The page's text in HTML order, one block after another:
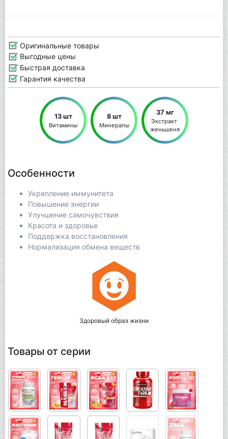
Оригинальные товары
Выгодные цены
Быстрая доставка
Гарантия качества
13 шт
Витамины
8 шт
Минералы
37 мг
Экстракт
женьшеня
Особенности
Укрепление иммунитета
Повышение энергии
Улучшение самочувствия
Красота и здоровье
Поддержка восстановления
Нормализация обмена веществ
Здоровый образ жизни
Товары от серии